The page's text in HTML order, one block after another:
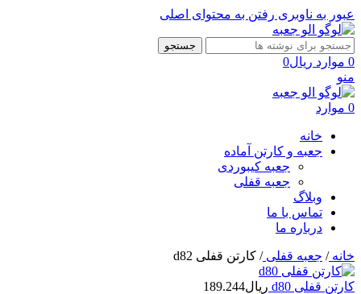
عبور به ناوبری رفتن به محتوای اصلی
جستجو
0 موارد ریال0
منو
0 موارد
خانه
جعبه و کارتن آماده
جعبه کیبوردی
جعبه قفلی
وبلاگ
تماس با ما
درباره ما
خانه/ جعبه قفلی/ کارتن قفلی d82
کارتن قفلی d80 ریال189.244